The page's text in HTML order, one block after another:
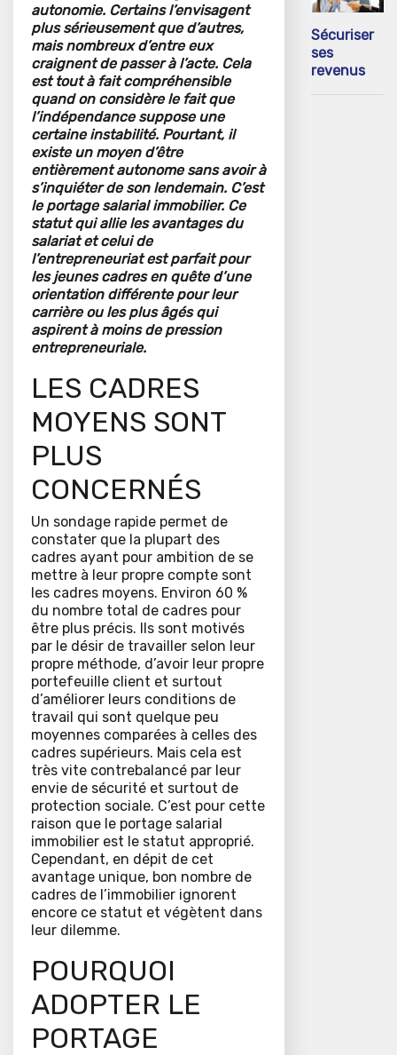
autonomie. Certains l’envisagent
plus sérieusement que d’autres,
mais nombreux d’entre eux
craignent de passer à l’acte. Cela
est tout à fait compréhensible
quand on considère le fait que
l’indépendance suppose une
certaine instabilité. Pourtant, il
existe un moyen d’être
entièrement autonome sans avoir à
s’inquiéter de son lendemain. C’est
le portage salarial immobilier. Ce
statut qui allie les avantages du
salariat et celui de
l’entrepreneuriat est parfait pour
les jeunes cadres en quête d’une
orientation différente pour leur
carrière ou les plus âgés qui
aspirent à moins de pression
entrepreneuriale.
LES CADRES
MOYENS SONT
PLUS
CONCERNÉS
Un sondage rapide permet de
constater que la plupart des
cadres ayant pour ambition de se
mettre à leur propre compte sont
les cadres moyens. Environ 60 %
du nombre total de cadres pour
être plus précis. Ils sont motivés
par le désir de travailler selon leur
propre méthode, d’avoir leur propre
portefeuille client et surtout
d’améliorer leurs conditions de
travail qui sont quelque peu
moyennes comparées à celles des
cadres supérieurs. Mais cela est
très vite contrebalancé par leur
envie de sécurité et surtout de
protection sociale. C’est pour cette
raison que le portage salarial
immobilier est le statut approprié.
Cependant, en dépit de cet
avantage unique, bon nombre de
cadres de l’immobilier ignorent
encore ce statut et végètent dans
leur dilemme.
POURQUOI
ADOPTER LE
PORTAGE
Sécuriser
ses
revenus